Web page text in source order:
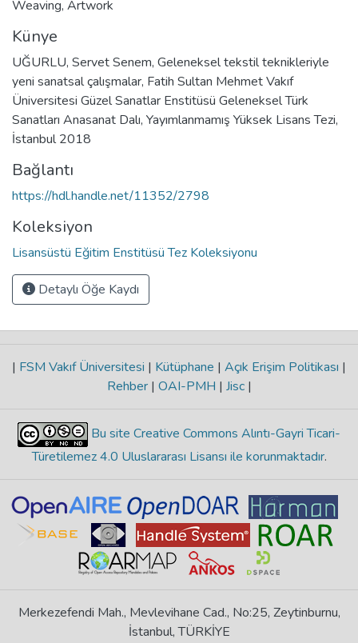
Weaving, Artwork
Künye
UĞURLU, Servet Senem, Geleneksel tekstil teknikleriyle
yeni sanatsal çalışmalar, Fatih Sultan Mehmet Vakıf
Üniversitesi Güzel Sanatlar Enstitüsü Geleneksel Türk
Sanatları Anasanat Dalı, Yayımlanmamış Yüksek Lisans Tezi,
İstanbul 2018
Bağlantı
https://hdl.handle.net/11352/2798
Koleksiyon
Lisansüstü Eğitim Enstitüsü Tez Koleksiyonu
Detaylı Öğe Kaydı
| FSM Vakıf Üniversitesi | Kütüphane | Açık Erişim Politikası |
Rehber | OAI-PMH | Jisc |
Bu site Creative Commons Alıntı-Gayri Ticari-
Türetilemez 4.0 Uluslararası Lisansı ile korunmaktadır.
Merkezefendi Mah., Mevlevihane Cad., No:25, Zeytinburnu,
İstanbul, TÜRKİYE